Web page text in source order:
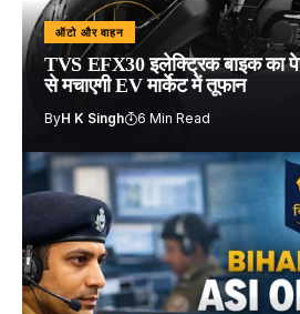
ऑटो और वाहन
TVS EFX30 इलेक्ट्रिक बाइक का
से मचाएगी EV मार्केट में तूफान
ByH K Singh 6 Min Read